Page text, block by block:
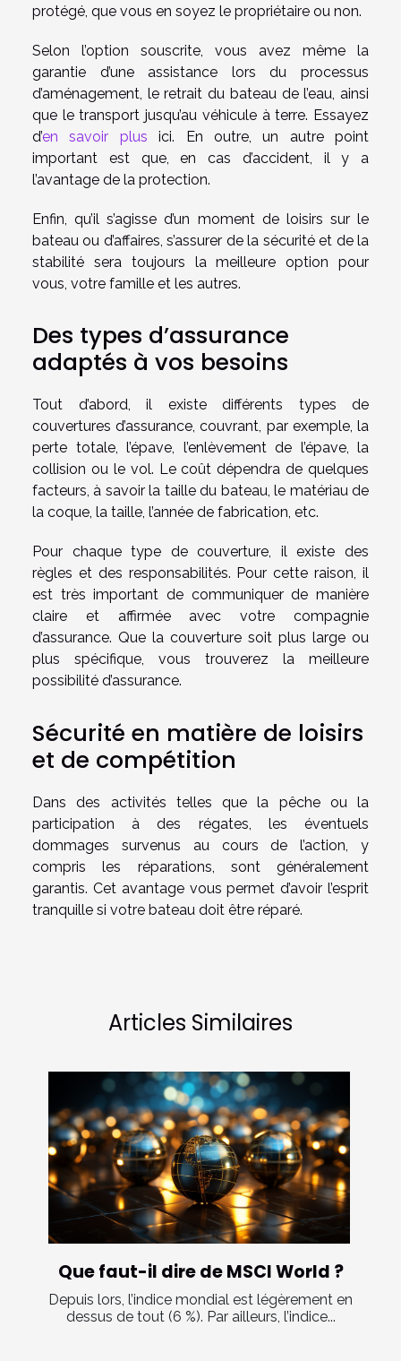
protégé, que vous en soyez le propriétaire ou non.
Selon l’option souscrite, vous avez même la
garantie d’une assistance lors du processus
d’aménagement, le retrait du bateau de l’eau, ainsi
que le transport jusqu’au véhicule à terre. Essayez
d’en savoir plus ici. En outre, un autre point
important est que, en cas d’accident, il y a
l’avantage de la protection.
Enfin, qu’il s’agisse d’un moment de loisirs sur le
bateau ou d’affaires, s’assurer de la sécurité et de la
stabilité sera toujours la meilleure option pour
vous, votre famille et les autres.
Des types d’assurance
adaptés à vos besoins
Tout d’abord, il existe différents types de
couvertures d’assurance, couvrant, par exemple, la
perte totale, l’épave, l’enlèvement de l’épave, la
collision ou le vol. Le coût dépendra de quelques
facteurs, à savoir la taille du bateau, le matériau de
la coque, la taille, l’année de fabrication, etc.
Pour chaque type de couverture, il existe des
règles et des responsabilités. Pour cette raison, il
est très important de communiquer de manière
claire et affirmée avec votre compagnie
d’assurance. Que la couverture soit plus large ou
plus spécifique, vous trouverez la meilleure
possibilité d’assurance.
Sécurité en matière de loisirs
et de compétition
Dans des activités telles que la pêche ou la
participation à des régates, les éventuels
dommages survenus au cours de l’action, y
compris les réparations, sont généralement
garantis. Cet avantage vous permet d’avoir l’esprit
tranquille si votre bateau doit être réparé.
Articles Similaires
Que faut-il dire de MSCI World ?
Depuis lors, l’indice mondial est légèrement en
dessus de tout (6 %). Par ailleurs, l’indice...